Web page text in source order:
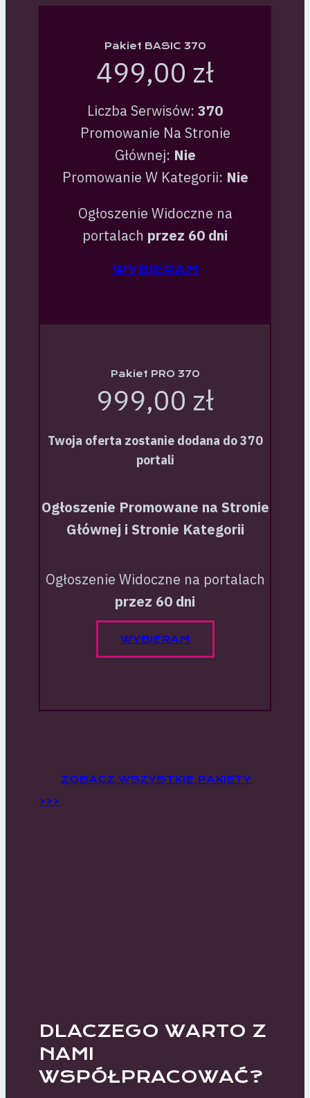
Pakiet BASIC 370
499,00 zł
Liczba Serwisów: 370
Promowanie Na Stronie
Głównej: Nie
Promowanie W Kategorii: Nie
Ogłoszenie Widoczne na
portalach przez 60 dni
WYBIERAM
Pakiet PRO 370
999,00 zł
Twoja oferta zostanie dodana do 370
portali
Ogłoszenie Promowane na Stronie
Głównej i Stronie Kategorii
Ogłoszenie Widoczne na portalach
przez 60 dni
WYBIERAM
ZOBACZ WSZYSTKIE PAKIETY
>>>
DLACZEGO WARTO Z
NAMI
WSPÓŁPRACOWAĆ?